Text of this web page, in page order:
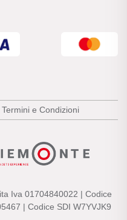
Termini e Condizioni
Iva 01704840022 | Codice
| Codice SDI W7YVJK9